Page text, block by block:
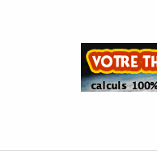
Spécial AQ 7.84 jan.2025
Septembre 2024